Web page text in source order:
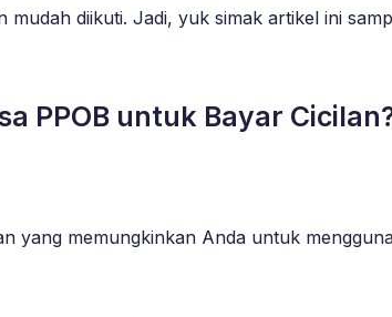
diikuti. Jadi, yuk simak artikel ini
PPOB untuk Bayar
yang memungkinkan Anda untuk